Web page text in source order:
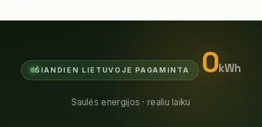
ŠIANDIEN LIETUVOJE PAGAMINTA 0kWh
Saulės energijos · realiu laiku